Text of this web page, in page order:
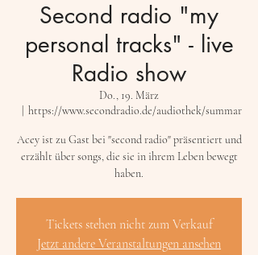
Second radio "my
personal tracks" - live
Radio show
Do., 19. März
https://www.secondradio.de/audiothek/summar
Acey ist zu Gast bei "second radio" präsentiert und
erzählt über songs, die sie in ihrem Leben bewegt
haben.
Tickets stehen nicht zum Verkauf
Jetzt andere Veranstaltungen ansehen